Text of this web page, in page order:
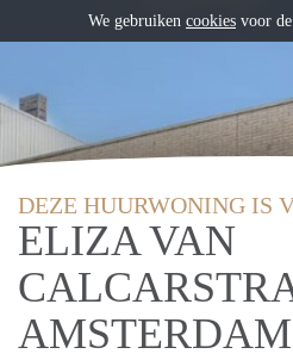
DEZE HUURWONING IS
ELIZA VAN
AMSTERDAM
We gebruiken cookies voor